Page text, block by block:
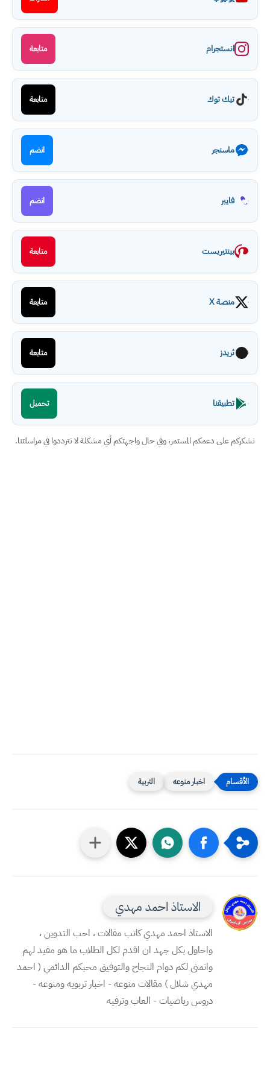
انستجرام متابعة
تيك توك متابعة
ماسنجر انضم
فايبر انضم
بينتيريست متابعة
منصة X متابعة
ثريدز متابعة
تطبيقنا تحميل
نشكركم على دعمكم المستمر، وفي حال واجهتكم أي مشكلة لا تترددوا في مراسلتنا.
اخبار منوعه التربية
الاستاذ احمد مهدي
الاستاذ احمد مهدي كاتب مقالات ، احب التدوين ،
واحاول بكل جهد ان اقدم لكل الطلاب ما هو مفيد لهم
واتمنى لكم دوام النجاح والتوفيق محبكم الدائمي ( احمد
مهدي شلال ) مقالات منوعه - اخبار تربويه ومنوعه -
دروس رياضيات - العاب وترفيه